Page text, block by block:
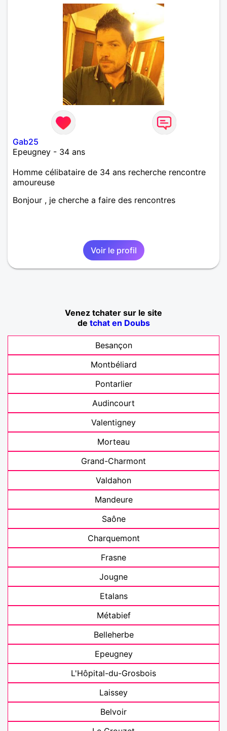
Gab25
Epeugney - 34 ans
Homme célibataire de 34 ans recherche rencontre
amoureuse
Bonjour , je cherche a faire des rencontres
Voir le profil
Venez tchater sur le site
de tchat en Doubs
Besançon
Montbéliard
Pontarlier
Audincourt
Valentigney
Morteau
Grand-Charmont
Valdahon
Mandeure
Saône
Charquemont
Frasne
Jougne
Etalans
Métabief
Belleherbe
Epeugney
L'Hôpital-du-Grosbois
Laissey
Belvoir